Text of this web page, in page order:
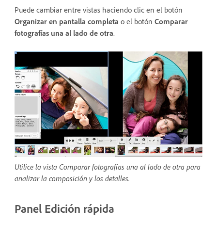
Puede cambiar entre vistas haciendo clic en el botón
Organizar en pantalla completa o el botón Comparar
fotografías una al lado de otra.
Utilice la vista Comparar fotografías una al lado de otra para
analizar la composición y los detalles.
Panel Edición rápida